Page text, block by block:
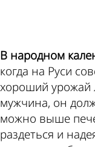
В народном
когда на Руси
хороший урожай
мужчина, он
можно выше
раздеться и